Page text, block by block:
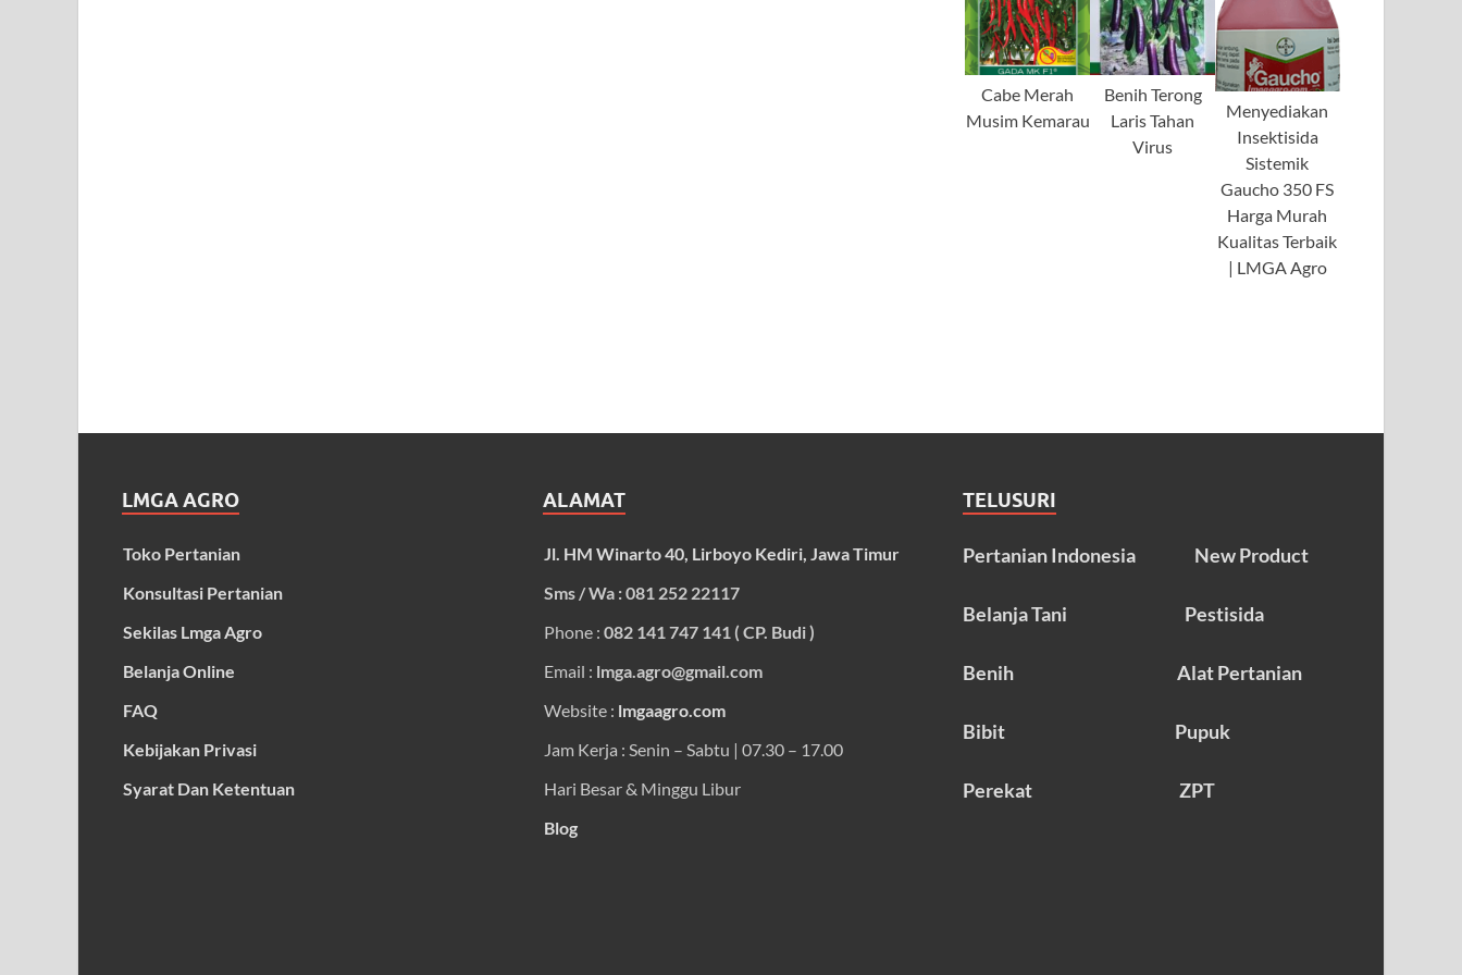
Cabe Merah
Musim Kemarau
Benih Terong
Laris Tahan
Virus
Menyediakan
Insektisida
Sistemik
Gaucho 350 FS
Harga Murah
Kualitas Terbaik
| LMGA Agro
LMGA AGRO
Toko Pertanian
Konsultasi Pertanian
Sekilas Lmga Agro
Belanja Online
FAQ
Kebijakan Privasi
Syarat Dan Ketentuan
ALAMAT
Jl. HM Winarto 40, Lirboyo Kediri, Jawa Timur
Sms / Wa : 081 252 22117
Phone : 082 141 747 141 ( CP. Budi )
Email : lmga.agro@gmail.com
Website : lmgaagro.com
Jam Kerja : Senin – Sabtu | 07.30 – 17.00
Hari Besar & Minggu Libur
Blog
TELUSURI
Pertanian Indonesia New Product
Belanja Tani Pestisida
Benih Alat Pertanian
Bibit Pupuk
Perekat ZPT